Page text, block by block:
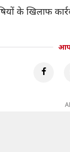
के खिलाफ